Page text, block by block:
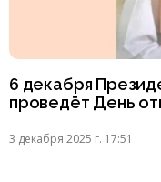
6 декабря
проведёт День
3 декабря 2025 г. 17:51